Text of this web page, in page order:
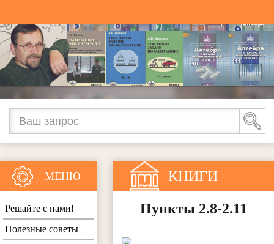
КНИГИ
Пункты 2.8-2.11
МЕНЮ
Решайте с нами!
Полезные советы